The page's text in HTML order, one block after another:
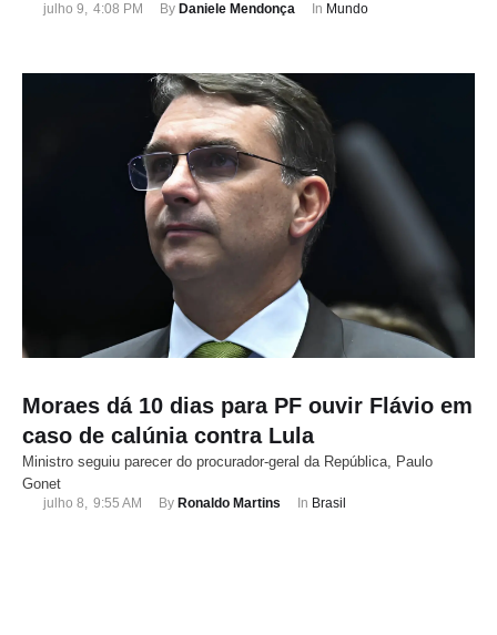
julho 9, 4:08 PM By Daniele Mendonça In Mundo
Moraes dá 10 dias para PF ouvir Flávio em
caso de calúnia contra Lula
Ministro seguiu parecer do procurador-geral da República, Paulo
Gonet
julho 8, 9:55 AM By Ronaldo Martins In Brasil